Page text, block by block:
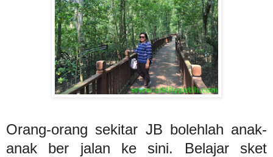
Orang-orang sekitar JB bolehlah anak-
anak ber jalan ke sini. Belajar sket